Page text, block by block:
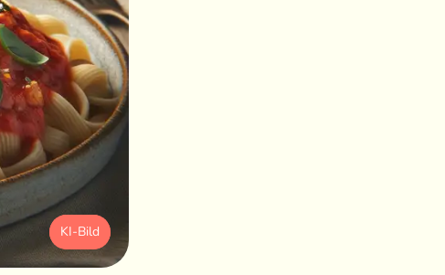
KI-Bild